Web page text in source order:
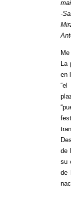
-
La
en
de
su
de